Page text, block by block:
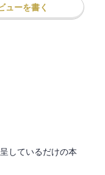
ューを書く
しているだけの本